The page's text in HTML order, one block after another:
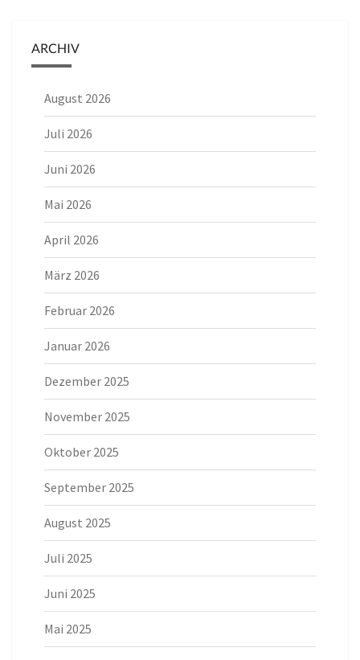
ARCHIV
August 2026
Juli 2026
Juni 2026
Mai 2026
April 2026
März 2026
Februar 2026
Januar 2026
Dezember 2025
November 2025
Oktober 2025
September 2025
August 2025
Juli 2025
Juni 2025
Mai 2025